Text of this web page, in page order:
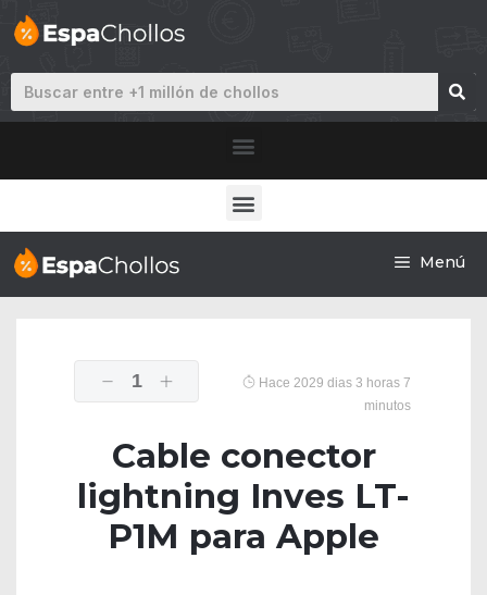
Menú
1
Hace 2029 dias 3 horas 7
minutos
Cable conector
lightning Inves LT-
P1M para Apple